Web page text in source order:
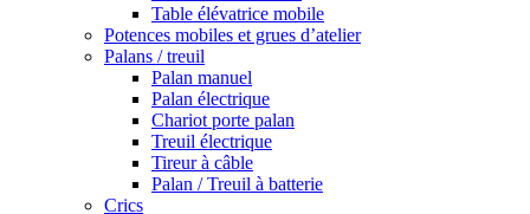
Table élévatrice mobile
Potences mobiles et grues d’atelier
Palans / treuil
Palan manuel
Palan électrique
Chariot porte palan
Treuil électrique
Tireur à câble
Palan / Treuil à batterie
Crics